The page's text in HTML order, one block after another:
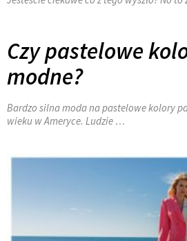
Czy pastelowe
modne?
Bardzo silna moda na pastelowe kolory
wieku w Ameryce. Ludzie …